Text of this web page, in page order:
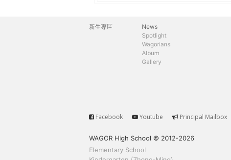
主
新生專區
News
Spotlight
Wagorians
Album
Gallery
Service
Facebook Youtube Principal Mailbox
WAGOR High School © 2012-2026
Elementary School